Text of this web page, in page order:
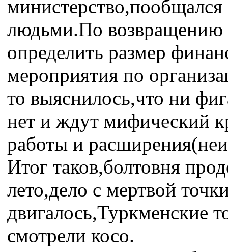
людьми.По возвращению
определить размер
мероприятия по
то выяснилось,что ни
нет и ждут мифический
работы и
Итог таков,болтовня
лето,дело с мертвой
двигалось,Туркменские
смотрели косо.